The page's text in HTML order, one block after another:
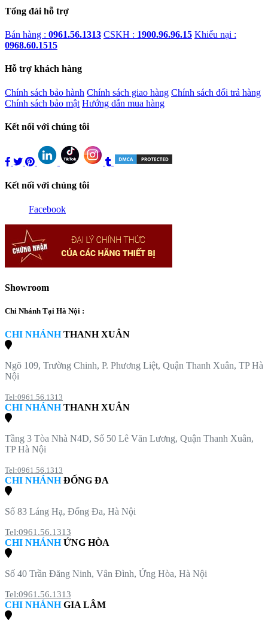
Tổng đài hỗ trợ
Bán hàng : 0961.56.1313 CSKH : 1900.96.96.15 Khiếu nại :
0968.60.1515
Hỗ trợ khách hàng
Chính sách bảo hành Chính sách giao hàng Chính sách đổi trả hàng
Chính sách bảo mật Hướng dẫn mua hàng
Kết nối với chúng tôi
Kết nối với chúng tôi
Facebook
Showroom
Chi Nhánh Tại Hà Nội :
CHI NHÁNHTHANH XUÂN
Ngõ 109, Trường Chinh, P. Phương Liệt, Quận Thanh Xuân, TP Hà
Nội
Tel:0961.56.1313
CHI NHÁNHTHANH XUÂN
Tầng 3 Tòa Nhà N4D, Số 50 Lê Văn Lương, Quận Thanh Xuân,
TP Hà Nội
Tel:0961.56.1313
CHI NHÁNHĐỐNG ĐA
Số 83 Láng Hạ, Đống Đa, Hà Nội
Tel:0961.56.1313
CHI NHÁNHỨNG HÒA
Số 40 Trần Đăng Ninh, Vân Đình, Ứng Hòa, Hà Nội
Tel:0961.56.1313
CHI NHÁNHGIA LÂM